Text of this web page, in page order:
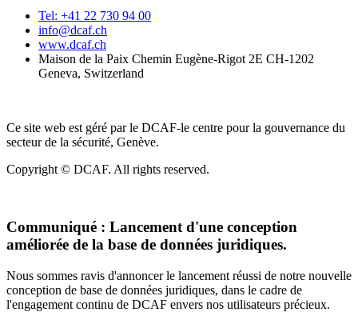
Tel: +41 22 730 94 00
info@dcaf.ch
www.dcaf.ch
Maison de la Paix Chemin Eugène-Rigot 2E CH-1202
Geneva, Switzerland
Ce site web est géré par le DCAF-le centre pour la gouvernance du
secteur de la sécurité, Genève.
Copyright © DCAF. All rights reserved.
Communiqué : Lancement d'une conception
améliorée de la base de données juridiques.
Nous sommes ravis d'annoncer le lancement réussi de notre nouvelle
conception de base de données juridiques, dans le cadre de
l'engagement continu de DCAF envers nos utilisateurs précieux.